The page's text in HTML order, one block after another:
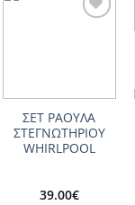
ΣΕΤ ΡΑΟΥΛΑ
ΣΤΕΓΝΩΤΗΡΙΟΥ
WHIRLPOOL
39.00€